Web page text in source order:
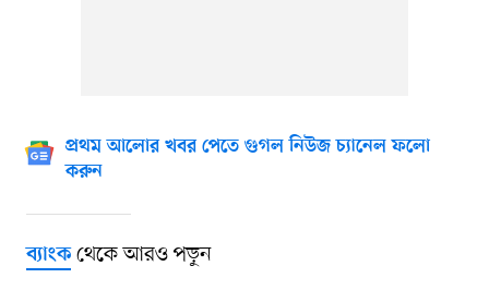
প্রথম আলোর খবর পেতে গুগল নিউজ চ্যানেল ফলো
করুন
ব্যাংকথেকে আরও পড়ুন